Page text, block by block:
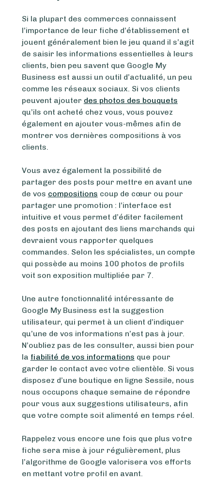
Si la plupart des commerces connaissent
l’importance de leur fiche d’établissement et
jouent généralement bien le jeu quand il s’agit
de saisir les informations essentielles à leurs
clients, bien peu savent que Google My
Business est aussi un outil d’actualité, un peu
comme les réseaux sociaux. Si vos clients
peuvent ajouter des photos des bouquets
qu’ils ont acheté chez vous, vous pouvez
également en ajouter vous-mêmes afin de
montrer vos dernières compositions à vos
clients.
Vous avez également la possibilité de
partager des posts pour mettre en avant une
de vos compositions coup de cœur ou pour
partager une promotion : l’interface est
intuitive et vous permet d’éditer facilement
des posts en ajoutant des liens marchands qui
devraient vous rapporter quelques
commandes. Selon les spécialistes, un compte
qui possède au moins 100 photos de profils
voit son exposition multipliée par 7.
Une autre fonctionnalité intéressante de
Google My Business est la suggestion
utilisateur, qui permet à un client d’indiquer
qu’une de vos informations n’est pas à jour.
N’oubliez pas de les consulter, aussi bien pour
la fiabilité de vos informations que pour
garder le contact avec votre clientèle. Si vous
disposez d’une boutique en ligne Sessile, nous
nous occupons chaque semaine de répondre
pour vous aux suggestions utilisateurs, afin
que votre compte soit alimenté en temps réel.
Rappelez vous encore une fois que plus votre
fiche sera mise à jour régulièrement, plus
l’algorithme de Google valorisera vos efforts
en mettant votre profil en avant.